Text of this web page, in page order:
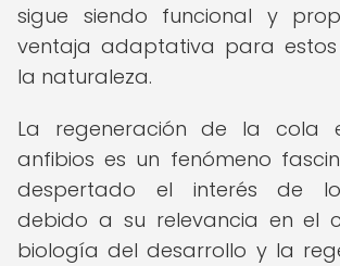
sigue siendo funcional y
ventaja adaptativa para estos
la naturaleza.
La regeneración de la cola
anfibios es un fenómeno
despertado el interés de
debido a su relevancia en el
biología del desarrollo y la